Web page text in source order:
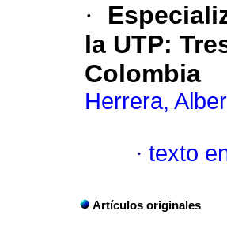
·
la UTP:
Colombia
Herrera,
· texto
Artículos originales